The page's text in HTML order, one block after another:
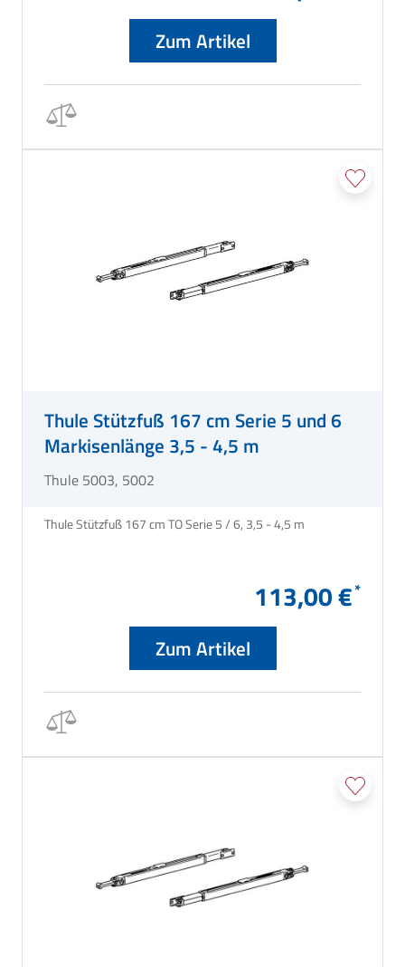
Zum Artikel
Thule Stützfuß 167 cm Serie 5 und 6
Markisenlänge 3,5 - 4,5 m
Thule 5003, 5002
113,00 €
Zum Artikel